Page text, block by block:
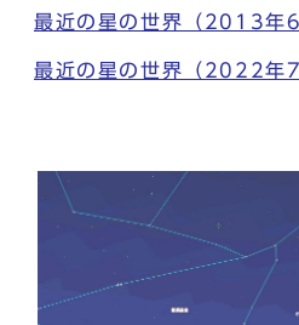
最近の星の世界（2013年6
最近の星の世界（2022年